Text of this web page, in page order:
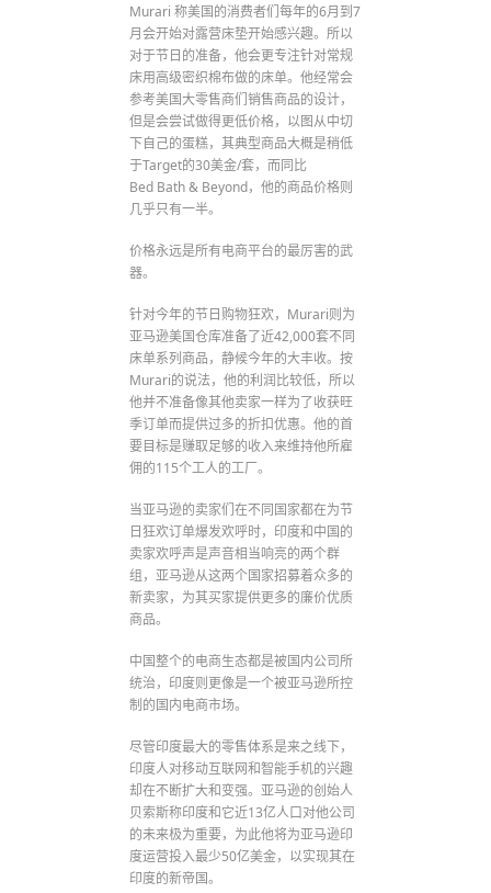
Murari 称美国的消费者们每年的6月到7
月会开始对露营床垫开始感兴趣。所以
对于节日的准备，他会更专注针对常规
床用高级密织棉布做的床单。他经常会
参考美国大零售商们销售商品的设计，
但是会尝试做得更低价格，以图从中切
下自己的蛋糕，其典型商品大概是稍低
于Target的30美金/套，而同比
Bed Bath & Beyond，他的商品价格则
几乎只有一半。
价格永远是所有电商平台的最厉害的武
器。
针对今年的节日购物狂欢，Murari则为
亚马逊美国仓库准备了近42,000套不同
床单系列商品，静候今年的大丰收。按
Murari的说法，他的利润比较低，所以
他并不准备像其他卖家一样为了收获旺
季订单而提供过多的折扣优惠。他的首
要目标是赚取足够的收入来维持他所雇
佣的115个工人的工厂。
当亚马逊的卖家们在不同国家都在为节
日狂欢订单爆发欢呼时，印度和中国的
卖家欢呼声是声音相当响亮的两个群
组，亚马逊从这两个国家招募着众多的
新卖家，为其买家提供更多的廉价优质
商品。
中国整个的电商生态都是被国内公司所
统治，印度则更像是一个被亚马逊所控
制的国内电商市场。
尽管印度最大的零售体系是来之线下，
印度人对移动互联网和智能手机的兴趣
却在不断扩大和变强。亚马逊的创始人
贝索斯称印度和它近13亿人口对他公司
的未来极为重要，为此他将为亚马逊印
度运营投入最少50亿美金，以实现其在
印度的新帝国。